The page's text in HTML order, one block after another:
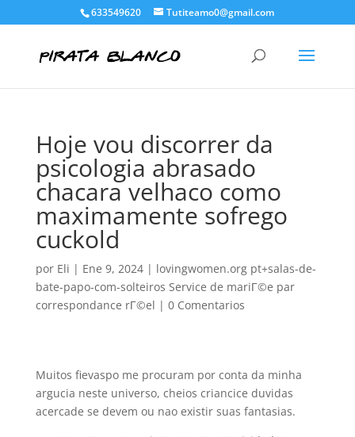
633549620 Tutiteamo0@gmail.com
Hoje vou discorrer da
psicologia abrasado
chacara velhaco como
maximamente sofrego
cuckold
por Eli | Ene 9, 2024| lovingwomen.org pt+salas-de-
bate-papo-com-solteiros Service de mariГ©e par
correspondance rГ©el | 0 Comentarios
Muitos fievaspo me procuram por conta da minha
argucia neste universo, cheios criancice duvidas
acercade se devem ou nao existir suas fantasias.